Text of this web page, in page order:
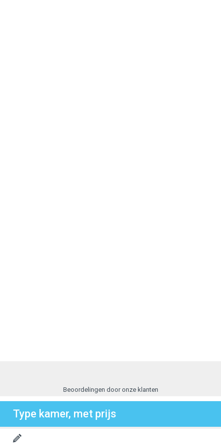
Beoordelingen door onze klanten
Type kamer, met prijs